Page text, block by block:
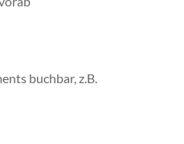
buchbar, z.B.